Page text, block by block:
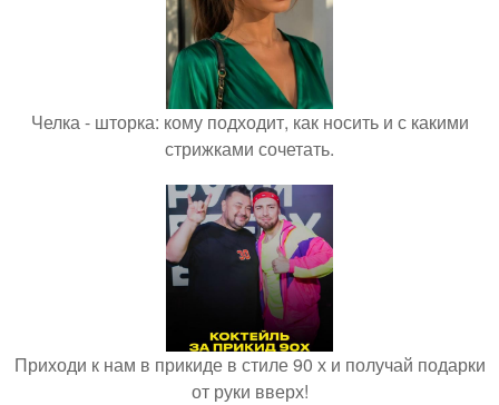
Челка - шторка: кому подходит, как носить и с какими
стрижками сочетать.
Приходи к нам в прикиде в стиле 90 х и получай подарки
от руки вверх!